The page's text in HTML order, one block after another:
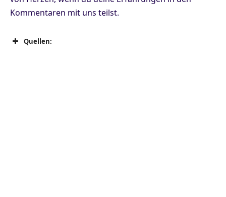
Kommentaren mit uns teilst.
Quellen: